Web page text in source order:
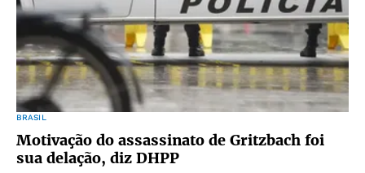
BRASIL
Motivação do assassinato de Gritzbach foi
sua delação, diz DHPP